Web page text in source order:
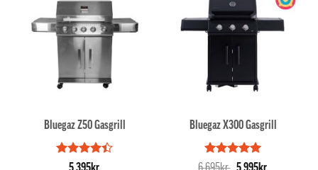
Bluegaz Z50 Gasgrill
Vurderet
5,395kr.
Bluegaz X300 Gasgrill
Vurderet5
Den
5,995kr.